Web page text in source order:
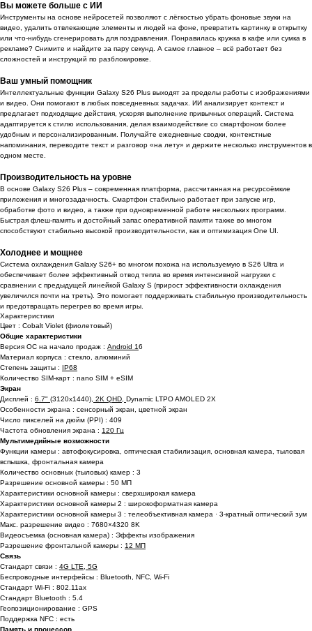
Вы можете больше с ИИ
Инструменты на основе нейросетей позволяют с лёгкостью убрать фоновые звуки на
видео, удалить отвлекающие элементы и людей на фоне, превратить картинку в открытку
или что-нибудь сгенерировать для поздравления. Понравилась кружка в кафе или сумка в
рекламе? Снимите и найдите за пару секунд. А самое главное – всё работает без
сложностей и инструкций по разблокировке.
Ваш умный помощник
Интеллектуальные функции Galaxy S26 Plus выходят за пределы работы с изображениями
и видео. Они помогают в любых повседневных задачах. ИИ анализирует контекст и
предлагает подходящие действия, ускоряя выполнение привычных операций. Система
адаптируется к стилю использования, делая взаимодействие со смартфоном более
удобным и персонализированным. Получайте ежедневные сводки, контекстные
напоминания, переводите текст и разговор «на лету» и держите несколько инструментов в
одном месте.
Производительность на уровне
В основе Galaxy S26 Plus – современная платформа, рассчитанная на ресурсоёмкие
приложения и многозадачность. Смартфон стабильно работает при запуске игр,
обработке фото и видео, а также при одновременной работе нескольких программ.
Быстрая флеш-память и достойный запас оперативной памяти также во многом
способствуют стабильно высокой производительности, как и оптимизация One UI.
Холоднее и мощнее
Система охлаждения Galaxy S26+ во многом похожа на используемую в S26 Ultra и
обеспечивает более эффективный отвод тепла во время интенсивной нагрузки с
сравнении с предыдущей линейкой Galaxy S (прирост эффективности охлаждения
увеличился почти на треть). Это помогает поддерживать стабильную производительность
и предотвращать перегрев во время игры.
Характеристики
Цвет : Cobalt Violet (фиолетовый)
Общие характеристики
Версия ОС на начало продаж : Android 16
Материал корпуса : стекло, алюминий
Степень защиты : IP68
Количество SIM-карт : nano SIM + eSIM
Экран
Дисплей : 6.7" (3120x1440), 2K QHD, Dynamic LTPO AMOLED 2X
Особенности экрана : сенсорный экран, цветной экран
Число пикселей на дюйм (PPI) : 409
Частота обновления экрана : 120 Гц
Мультимедийные возможности
Функции камеры : автофокусировка, оптическая стабилизация, основная камера, тыловая
вспышка, фронтальная камера
Количество основных (тыловых) камер : 3
Разрешение основной камеры : 50 МП
Характеристики основной камеры : сверхширокая камера
Характеристики основной камеры 2 : широкоформатная камера
Характеристики основной камеры 3 : телеобъективная камера · 3-кратный оптический зум
Макс. разрешение видео : 7680×4320 8K
Видеосъемка (основная камера) : Эффекты изображения
Разрешение фронтальной камеры : 12 МП
Связь
Стандарт связи : 4G LTE, 5G
Беспроводные интерфейсы : Bluetooth, NFC, Wi-Fi
Стандарт Wi-Fi : 802.11ax
Стандарт Bluetooth : 5.4
Геопозиционирование : GPS
Поддержка NFC : есть
Память и процессор